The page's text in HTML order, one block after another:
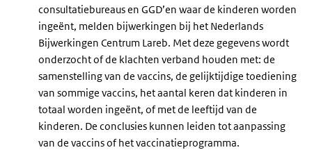
consultatiebureaus en GGD’en waar de kinderen worden
ingeënt, melden bijwerkingen bij het Nederlands
Bijwerkingen Centrum Lareb. Met deze gegevens wordt
onderzocht of de klachten verband houden met: de
samenstelling van de vaccins, de gelijktijdige toediening
van sommige vaccins, het aantal keren dat kinderen in
totaal worden ingeënt, of met de leeftijd van de
kinderen. De conclusies kunnen leiden tot aanpassing
van de vaccins of het vaccinatieprogramma.